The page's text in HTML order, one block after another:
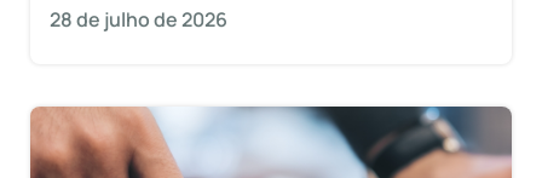
28 de julho de 2026